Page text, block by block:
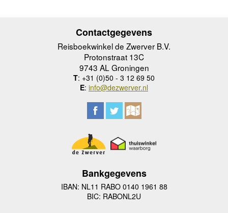
Contactgegevens
Reisboekwinkel de Zwerver B.V.
Protonstraat 13C
9743 AL Groningen
T: +31 (0)50 - 3 12 69 50
E: info@dezwerver.nl
Bankgegevens
IBAN: NL11 RABO 0140 1961 88
BIC: RABONL2U